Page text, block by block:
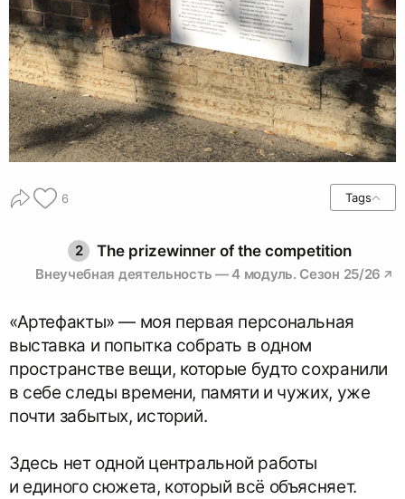
6 Tags
2 The prizewinner of the competition
Внеучебная деятельность — 4 модуль. Сезон 25/26
«Артефакты» — моя первая персональная
выставка и попытка собрать в одном
пространстве вещи, которые будто сохранили
в себе следы времени, памяти и чужих, уже
почти забытых, историй.
Здесь нет одной центральной работы
и единого сюжета, который всё объясняет.